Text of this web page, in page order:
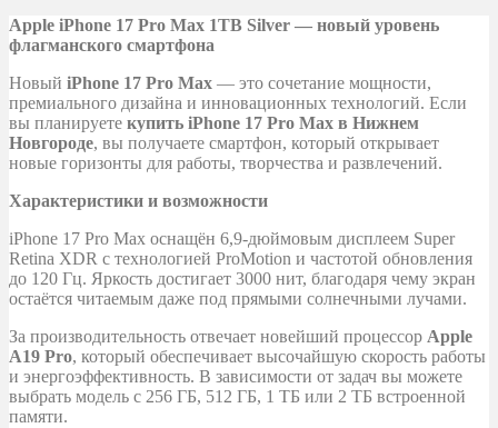
Apple iPhone 17 Pro Max 1TB Silver — новый уровень
флагманского смартфона
Новый iPhone 17 Pro Max — это сочетание мощности,
премиального дизайна и инновационных технологий. Если
вы планируете купить iPhone 17 Pro Max в Нижнем
Новгороде, вы получаете смартфон, который открывает
новые горизонты для работы, творчества и развлечений.
Характеристики и возможности
iPhone 17 Pro Max оснащён 6,9-дюймовым дисплеем Super
Retina XDR с технологией ProMotion и частотой обновления
до 120 Гц. Яркость достигает 3000 нит, благодаря чему экран
остаётся читаемым даже под прямыми солнечными лучами.
За производительность отвечает новейший процессор Apple
A19 Pro, который обеспечивает высочайшую скорость работы
и энергоэффективность. В зависимости от задач вы можете
выбрать модель с 256 ГБ, 512 ГБ, 1 ТБ или 2 ТБ встроенной
памяти.